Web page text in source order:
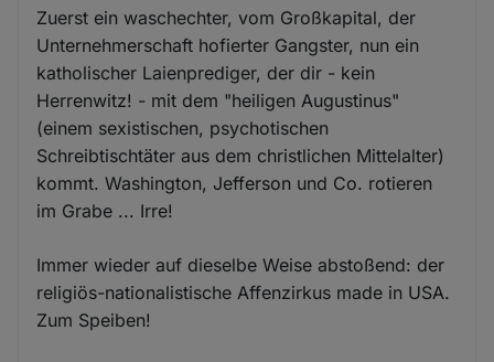
Zuerst ein waschechter, vom Großkapital, der
Unternehmerschaft hofierter Gangster, nun ein
katholischer Laienprediger, der dir - kein
Herrenwitz! - mit dem "heiligen Augustinus"
(einem sexistischen, psychotischen
Schreibtischtäter aus dem christlichen Mittelalter)
kommt. Washington, Jefferson und Co. rotieren
im Grabe ... Irre!
Immer wieder auf dieselbe Weise abstoßend: der
religiös-nationalistische Affenzirkus made in USA.
Zum Speiben!